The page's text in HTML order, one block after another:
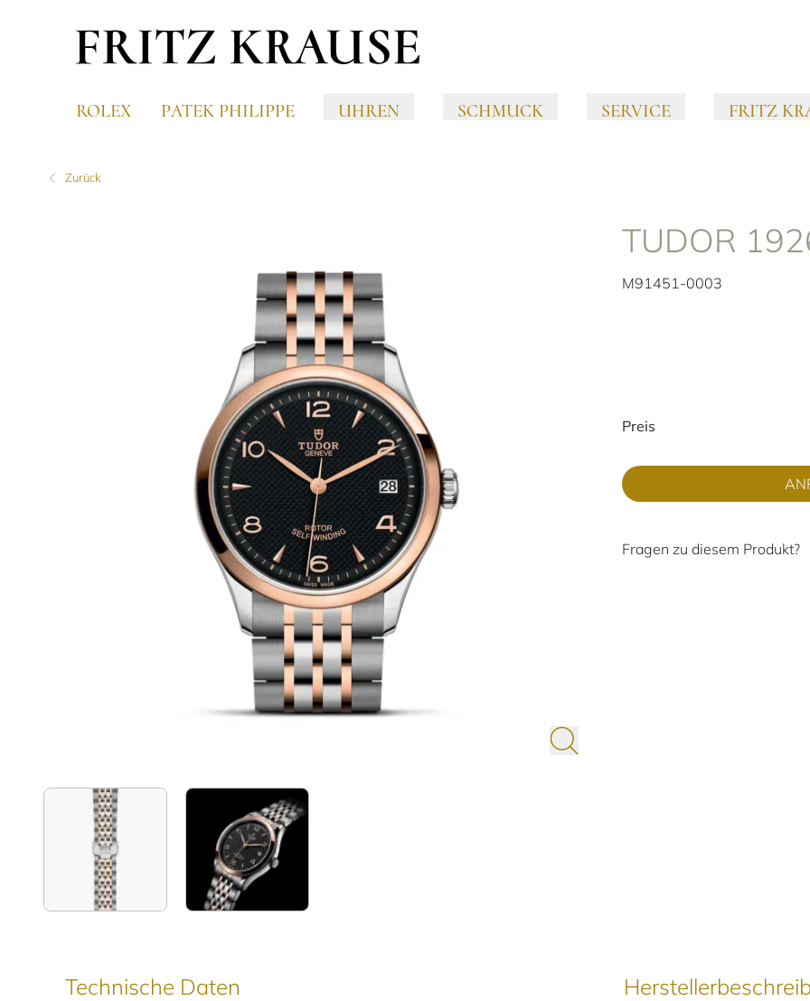
ROLEX PATEK PHILIPPE UHREN SCHMUCK SERVICE FRITZ
Zurück
TUDOR
M91451-0003
Preis
Fragen zu diesem Produkt?
Technische Daten